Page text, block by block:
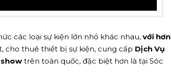
các loại sự kiện lớn nhỏ khác nhau, với hơn
cho thuê thiết bị sự kiện, cung cấp Dịch Vụ
trên toàn quốc, đặc biệt hơn là tại Sóc